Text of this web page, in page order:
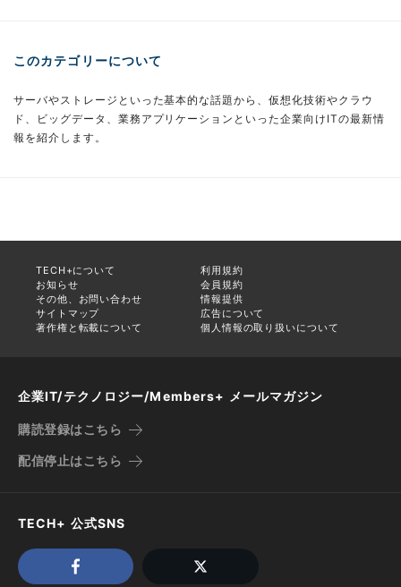
このカテゴリーについて
サーバやストレージといった基本的な話題から、仮想化技術やクラウ
ド、ビッグデータ、業務アプリケーションといった企業向けITの最新情
報を紹介します。
TECH+について
利用規約
お知らせ
会員規約
その他、お問い合わせ
情報提供
サイトマップ
広告について
著作権と転載について
個人情報の取り扱いについて
企業IT/テクノロジー/Members+ メールマガジン
購読登録はこちら
配信停止はこちら
TECH+ 公式SNS